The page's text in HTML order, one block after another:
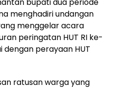
menghadiri undangan
menggelar acara
peringatan HUT RI ke-
dengan perayaan HUT
ratusan warga yang